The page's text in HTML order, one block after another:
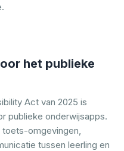
het publieke
Act van 2025 is
publieke onderwijsapps.
omgevingen,
tussen leerling en